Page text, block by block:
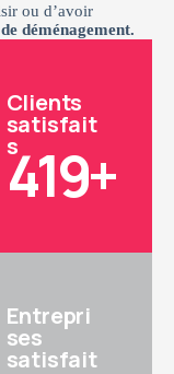
ou d’avoir
déménagement.
Clients
satisfait
s
419+
Entrepri
ses
satisfait